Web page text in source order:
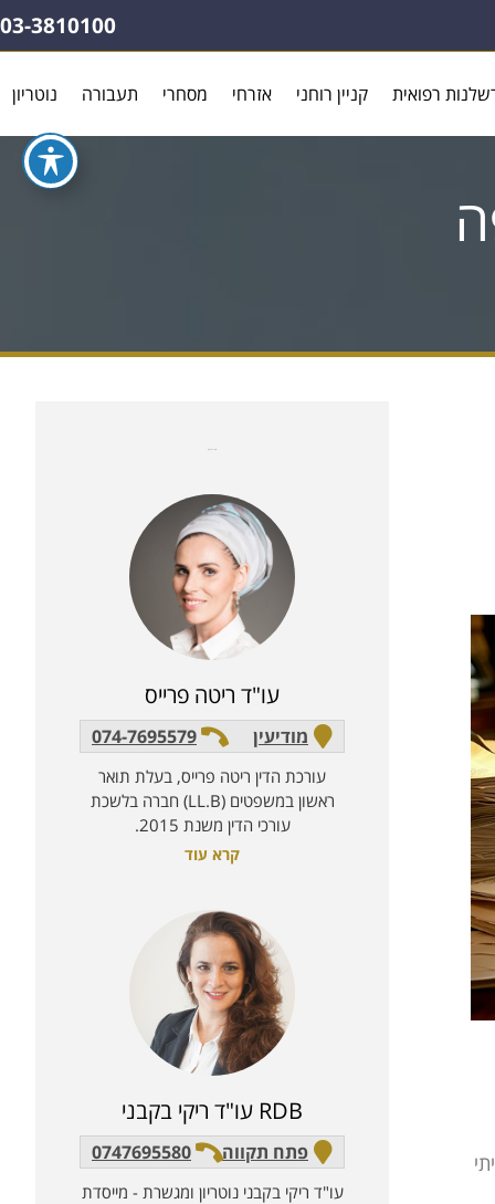
03-3810100
רפואית קניין רוחני אזרחי מסחרי תעבורה נוטריון
עו"ד ריטה פרייס
מודיעין 074-7695579
עורכת הדין ריטה פרייס, בעלת תואר
ראשון במשפטים (LL.B) חברה בלשכת
עורכי הדין משנת 2015.
קרא עוד
RDB עו"ד ריקי בקבני
פתח תקווה 0747695580
עו"ד ריקי בקבני נוטריון ומגשרת - מייסדת